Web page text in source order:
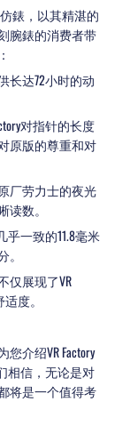
錶，以其精湛的
腕錶的消费者带
长达72小时的动
对指针的长度
原版的尊重和对
厂劳力士的夜光
数。
一致的11.8毫米
仅展现了VR
度。
介绍VR Factory
相信，无论是对
将是一个值得考